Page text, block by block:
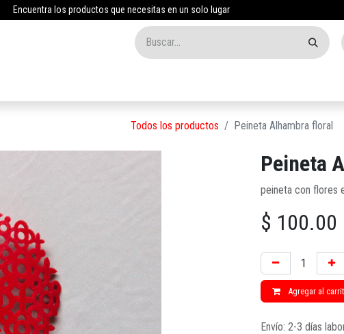
Encuentra los productos que necesitas en un solo lugar
Todos los productos Peineta Alhambra floral
Peineta
peineta con flores
$ 100.00
Agregar al
Envío: 2-3 días